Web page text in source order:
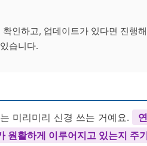
인하고, 업데이트가 있다면 진행
습니다.
미리미리 신경 쓰는 거예요.
활하게 이루어지고 있는지 주